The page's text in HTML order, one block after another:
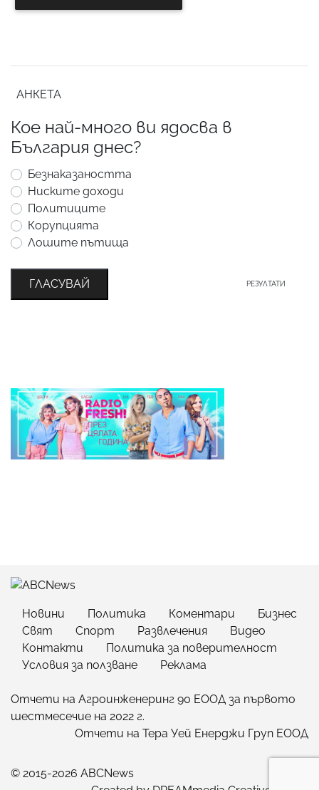
АНКЕТА
Кое най-много ви ядосва в
България днес?
Безнаказаността
Ниските доходи
Политиците
Корупцията
Лошите пътища
ГЛАСУВАЙ РЕЗУЛТАТИ
Новини Политика Коментари
Бизнес
Свят
Спорт Развлечения
Видео
Контакти
Политика за поверителност
Условия за ползване
Реклама
Отчети на Агроинженеринг 90 ЕООД за първото
шестмесечие на 2022 г.
Отчети на Тера Уей Енерджи Груп ЕООД
© 2015-2026 ABCNews